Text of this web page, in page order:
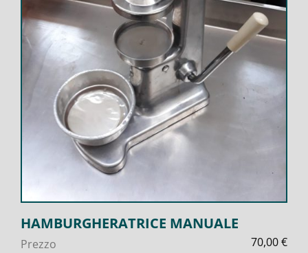
HAMBURGHERATRICE MANUALE
Prezzo 70,00€